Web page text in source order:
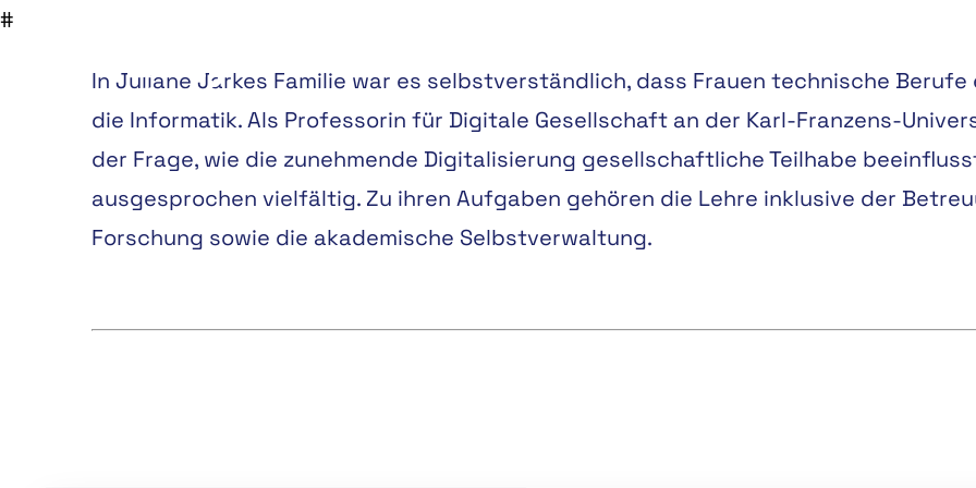
In Juliane Jarkes Familie war es selbstverständlich, dass Frauen technische
die Informatik. Als Professorin für Digitale Gesellschaft an der Karl-Franzens-
der Frage, wie die zunehmende Digitalisierung gesellschaftliche Teilhabe
ausgesprochen vielfältig. Zu ihren Aufgaben gehören die Lehre inklusive der
Forschung sowie die akademische Selbstverwaltung.